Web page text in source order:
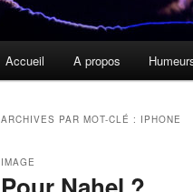
Accueil A propos
ARCHIVES PAR MOT-CLÉ : IPHONE
IMAGE